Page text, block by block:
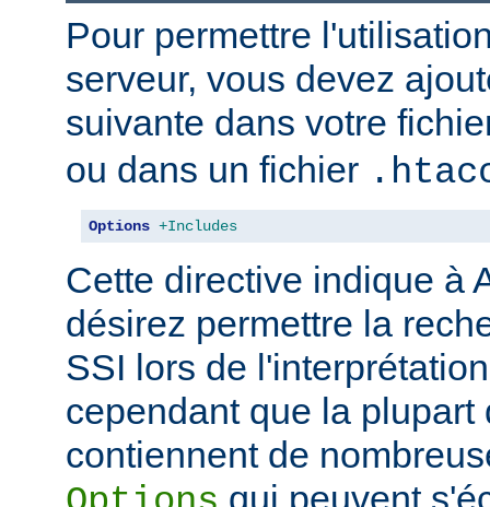
Pour permettre
serveur, vous devez
suivante dans votre
ou dans un fichier
Options +Includes
Cette directive indique à
désirez permettre la
SSI lors de
cependant que la
contiennent de